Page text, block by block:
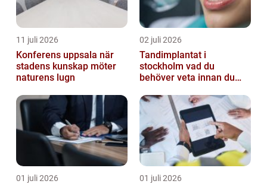
11 juli 2026
Konferens uppsala när
stadens kunskap möter
naturens lugn
02 juli 2026
Tandimplantat i
stockholm vad du
behöver veta innan du
01 juli 2026 01 juli 2026